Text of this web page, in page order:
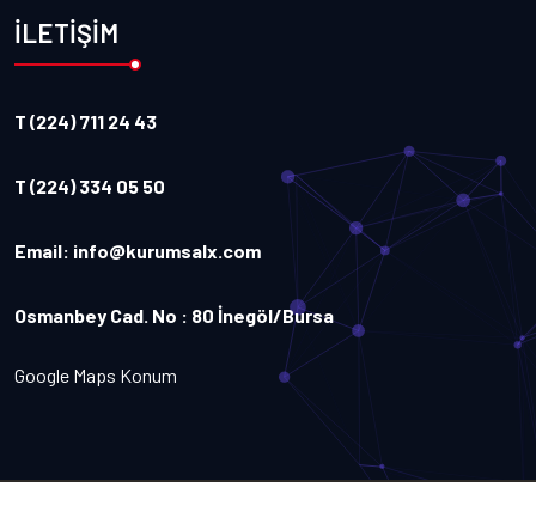
İLETİŞİM
T (224) 711 24 43
T (224) 334 05 50
Email: info@kurumsalx.com
Osmanbey Cad. No : 80 İnegöl/Bursa
Google Maps Konum